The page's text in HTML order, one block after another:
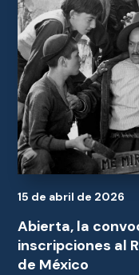
15 de abril de 2026
Abierta, la
inscripciones al
de México